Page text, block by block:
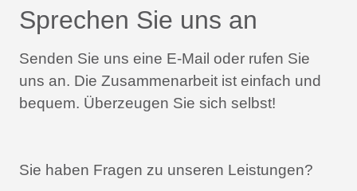
Sprechen Sie uns an
Senden Sie uns eine E-Mail oder rufen Sie
uns an. Die Zusammenarbeit ist einfach und
bequem. Überzeugen Sie sich selbst!
Sie haben Fragen zu unseren Leistungen?